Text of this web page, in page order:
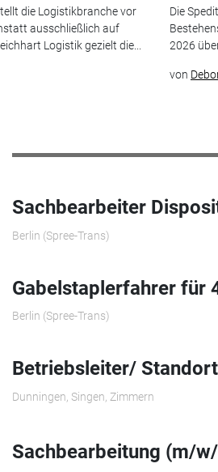
die Logistikbranche vor
ausschließlich auf
Logistik gezielt die...
Die
2026
von
Sachbearbeiter
Berlin (Spree-Trans)
Gabelstaplerfahrer für
Berlin (Spree-Trans)
Betriebsleiter/
Dunningen, Singen, Zimmern
Sachbearbeitung (m/